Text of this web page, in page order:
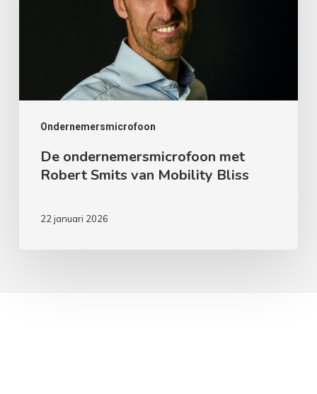
Ondernemersmicrofoon
De ondernemersmicrofoon met
Robert Smits van Mobility Bliss
22 januari 2026